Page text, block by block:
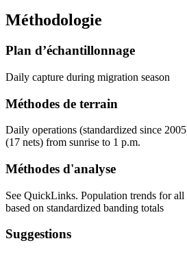
Méthodologie
Plan d’échantillonnage
Daily capture during migration season
Méthodes de terrain
Daily operations (standardized since
(17 nets) from sunrise to 1 p.m.
Méthodes d'analyse
See QuickLinks. Population trends for all
based on standardized banding totals
Suggestions